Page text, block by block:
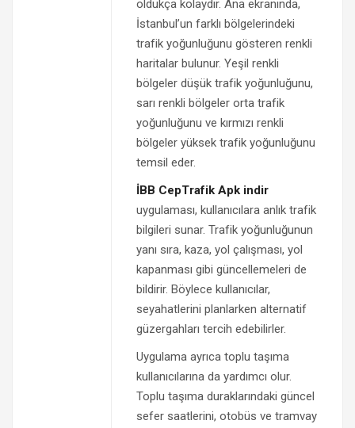
oldukça kolaydır. Ana ekranında,
İstanbul’un farklı bölgelerindeki
trafik yoğunluğunu gösteren renkli
haritalar bulunur. Yeşil renkli
bölgeler düşük trafik yoğunluğunu,
sarı renkli bölgeler orta trafik
yoğunluğunu ve kırmızı renkli
bölgeler yüksek trafik yoğunluğunu
temsil eder.
İBB CepTrafik Apk indir
uygulaması, kullanıcılara anlık trafik
bilgileri sunar. Trafik yoğunluğunun
yanı sıra, kaza, yol çalışması, yol
kapanması gibi güncellemeleri de
bildirir. Böylece kullanıcılar,
seyahatlerini planlarken alternatif
güzergahları tercih edebilirler.
Uygulama ayrıca toplu taşıma
kullanıcılarına da yardımcı olur.
Toplu taşıma duraklarındaki güncel
sefer saatlerini, otobüs ve tramvay